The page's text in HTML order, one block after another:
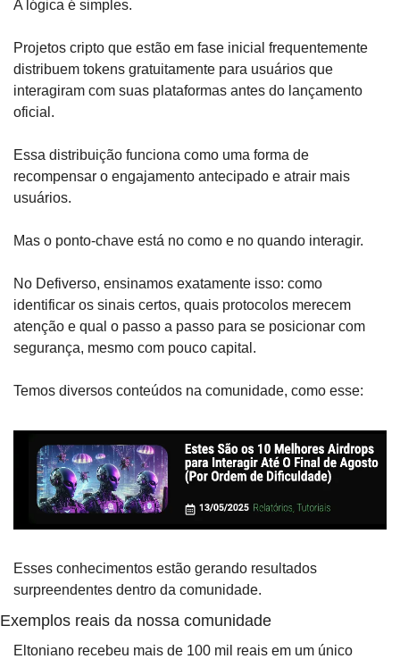
A lógica é simples.
Projetos cripto que estão em fase inicial frequentemente
distribuem tokens gratuitamente para usuários que
interagiram com suas plataformas antes do lançamento
oficial.
Essa distribuição funciona como uma forma de
recompensar o engajamento antecipado e atrair mais
usuários.
Mas o ponto-chave está no como e no quando interagir.
No Defiverso, ensinamos exatamente isso: como
identificar os sinais certos, quais protocolos merecem
atenção e qual o passo a passo para se posicionar com
segurança, mesmo com pouco capital.
Temos diversos conteúdos na comunidade, como esse:
Esses conhecimentos estão gerando resultados
surpreendentes dentro da comunidade.
Exemplos reais da nossa comunidade
Eltoniano recebeu mais de 100 mil reais em um único